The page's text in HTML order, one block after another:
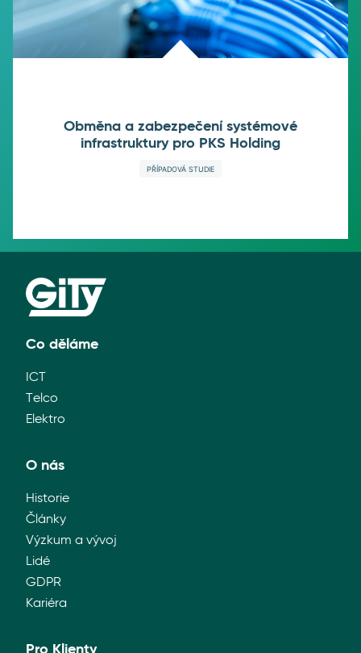
Obměna a zabezpečení systémové
infrastruktury pro PKS Holding
PŘÍPADOVÁ STUDIE
Co děláme
ICT
Telco
Elektro
O nás
Historie
Články
Výzkum a vývoj
Lidé
GDPR
Kariéra
Pro Klienty